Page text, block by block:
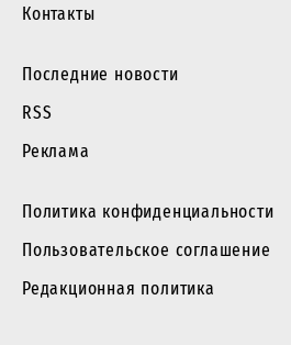
Контакты
Последние новости
RSS
Реклама
Политика конфиденциальности
Пользовательское соглашение
Редакционная политика